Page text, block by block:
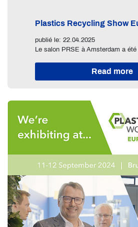
Plastics Recycling Show
publié le: 22.04.2025
Le salon PRSE à Amsterdam a
Read more